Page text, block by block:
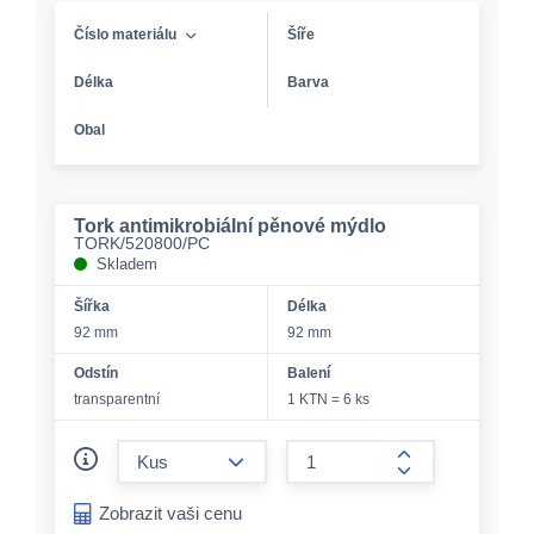
Číslo materiálu Šíře
Délka Barva
Obal
Tork antimikrobiální pěnové mýdlo
TORK/520800/PC
Skladem
Šířka
92 mm
Délka
92 mm
Odstín
transparentní
Balení
1 KTN = 6 ks
form.increase-
Zobrazit vaši cenu